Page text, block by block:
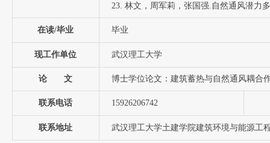
23. 林文，周军莉，张国强.自然通风潜力
在读/毕业 毕业
现工作单位 武汉理工大学
论 文 博士学位论文：建筑蓄热与自然通风耦合
联系电话 15926206742
联系地址 武汉理工大学土建学院建筑环境与能源工